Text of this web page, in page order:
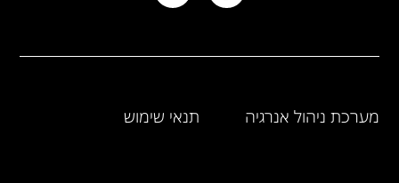
מערכת ניהול אנרגיה תנאי שימוש